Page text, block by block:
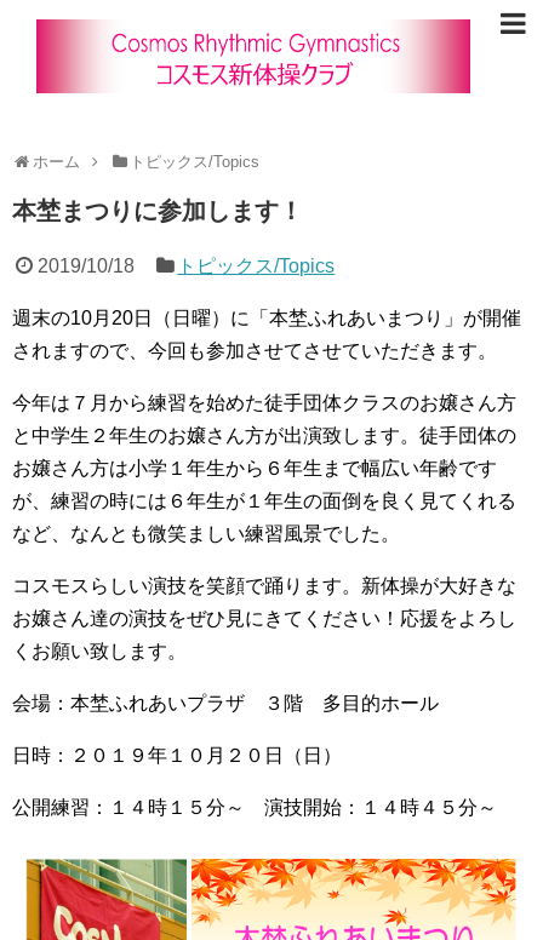
ホーム トピックス/Topics
本埜まつりに参加します！
2019/10/18 トピックス/Topics
週末の10月20日（日曜）に「本埜ふれあいまつり」が開催
されますので、今回も参加させてさせていただきます。
今年は７月から練習を始めた徒手団体クラスのお嬢さん方
と中学生２年生のお嬢さん方が出演致します。徒手団体の
お嬢さん方は小学１年生から６年生まで幅広い年齢です
が、練習の時には６年生が１年生の面倒を良く見てくれる
など、なんとも微笑ましい練習風景でした。
コスモスらしい演技を笑顔で踊ります。新体操が大好きな
お嬢さん達の演技をぜひ見にきてください！応援をよろし
くお願い致します。
会場：本埜ふれあいプラザ ３階 多目的ホール
日時：２０１９年１０月２０日（日）
公開練習：１４時１５分～ 演技開始：１４時４５分～